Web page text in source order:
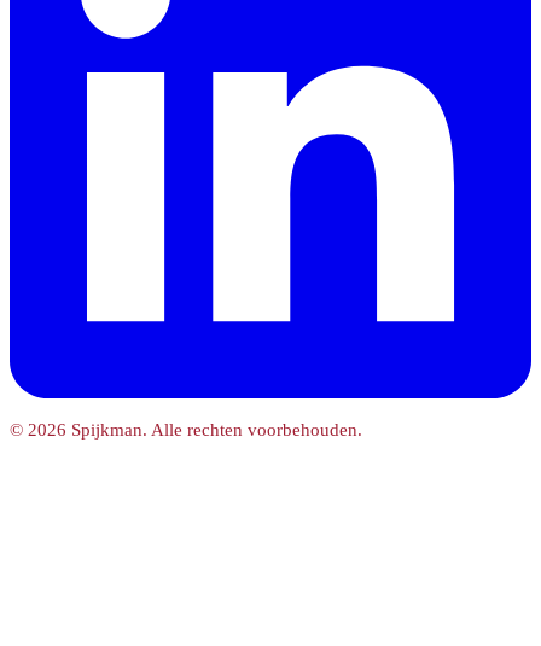
© 2026 Spijkman. Alle rechten voorbehouden.